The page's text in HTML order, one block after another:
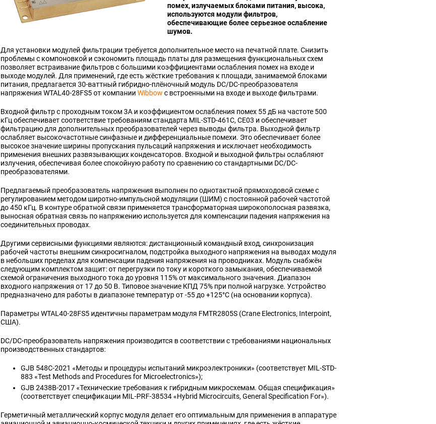
помех, излучаемых блоками питания, высока,
используются модули фильтров,
обеспечивающие более серьезное ослабление
шумов.
Для установки модулей фильтрации требуется дополнительное место на печатной плате. Снизить
проблемы с компоновкой и сэкономить площадь платы для размещения функциональных схем
позволяет встраивание фильтров с большими коэффициентами ослабления помех на входе и
выходе модулей. Для применений, где есть жёсткие требования к площади, занимаемой блоками
питания, предлагается 30-ваттный гибридно-плёночный модуль DC/DC-преобразователя
напряжения WTAL40-28FS5 от компании Wibbow с встроенными на входе и выходе фильтрами.
Входной фильтр с проходным током 3А и коэффициентом ослабления помех 55 дБ на частоте 500
кГц обеспечивает соответствие требованиям стандарта MIL-STD-461C, CE03 и обеспечивает
фильтрацию для дополнительных преобразователей через выводы фильтра. Выходной фильтр
ослабляет высокочастотные синфазные и дифференциальные помехи. Это обеспечивает более
высокое значение ширины пропускания пульсаций напряжения и исключает необходимость
применения внешних развязывающих конденсаторов. Входной и выходной фильтры ослабляют
излучения, обеспечивая более спокойную работу по сравнению со стандартными DC/DC-
преобразователями.
Предлагаемый преобразователь напряжения выполнен по однотактной прямоходовой схеме с
регулированием методом широтно-импульсной модуляции (ШИМ) с постоянной рабочей частотой
до 450 кГц. В контуре обратной связи применяется трансформаторная широкополосная развязка,
выносная обратная связь по напряжению используется для компенсации падения напряжения на
соединительных проводах.
Другими сервисными функциями являются: дистанционный командный вход, синхронизация
рабочей частоты внешним синхросигналом, подстройка выходного напряжения на выводах модуля
в небольших пределах для компенсации падения напряжения на проводниках. Модуль снабжён
следующим комплектом защит: от перегрузки по току и короткого замыкания, обеспечиваемой
схемой ограничения выходного тока до уровня 115% от максимального значения. Диапазон
входного напряжения от 17 до 50 В. Типовое значение КПД 75% при полной нагрузке. Устройство
предназначено для работы в диапазоне температур от -55 до +125°С (на основании корпуса).
Параметры WTAL40-28FS5 идентичны параметрам модуля FMTR2805S (Crane Electronics, Interpoint,
США).
DC/DC-преобразователь напряжения производится в соответствии с требованиями национальных
производственных стандартов:
GJB 548C-2021 «Методы и процедуры испытаний микроэлектроники» (соответствует MIL-STD-
883 «Test Methods and Procedures for Microelectronics»);
GJB 2438B-2017 «Технические требования к гибридным микросхемам. Общая спецификация»
(соответствует спецификации MIL-PRF-38534 «Hybrid Microcircuits, General Specification For»).
Герметичный металлический корпус модуля делает его оптимальным для применения в аппаратуре